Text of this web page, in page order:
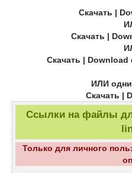
Скачать |
Скачать |
Скачать |
ИЛИ
Скачать |
Ссылки на файлы
Только для личного